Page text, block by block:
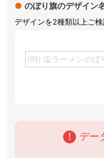
● のぼり旗のデザイン
デザインを2種類以上ご
！ デー